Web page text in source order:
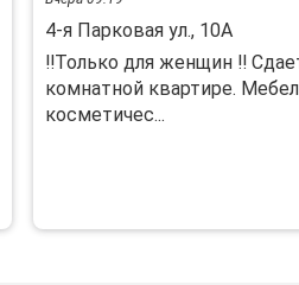
4-я Парковая ул., 10А
‼️Только для женщин ‼️
комнатной квартире.
косметичес...